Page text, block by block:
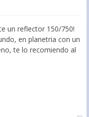
un reflector 150/750!
en planetria con un
te lo recomiendo al